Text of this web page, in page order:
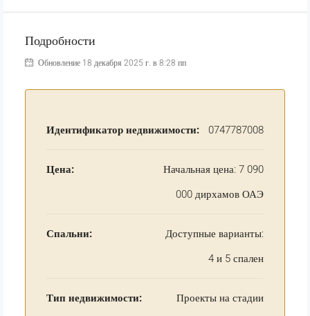
Подробности
Обновление 18 декабря 2025 г. в 8:28 пп
Идентификатор недвижимости: 0747787008
Цена:
Начальная цена: 7 090
000 дирхамов ОАЭ
Спальни:
Доступные варианты:
4 и 5 спален
Тип недвижимости:
Проекты на стадии